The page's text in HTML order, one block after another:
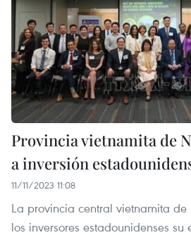
Provincia vietnamita de
a inversión
11/11/2023 11:08
La provincia central vietnamita
los inversores estadounidenses